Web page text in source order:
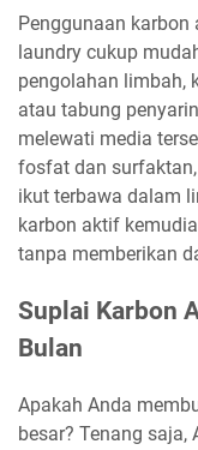
Penggunaan
laundry cukup
pengolahan limbah,
atau tabung
melewati media
fosfat dan
ikut terbawa dalam
karbon aktif
tanpa memberikan
Suplai Karbon
Bulan
Apakah Anda
besar? Tenang saja,